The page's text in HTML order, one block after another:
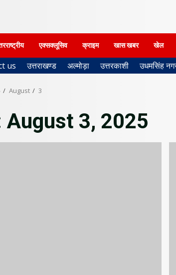
एक्सक्लूसिव क्राइम खास खबर खेल
us उत्तराखण्ड अल्मोड़ा उत्तरकाशी उधमसिंह
August 3
August 3, 2025